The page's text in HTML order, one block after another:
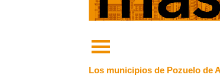
Los municipios de Pozuelo de